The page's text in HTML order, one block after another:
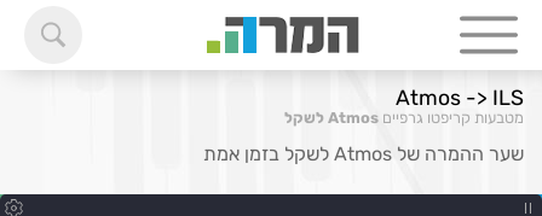
Atmos -> ILS
מטבעות קריפטו גרפיים Atmos לשקל
שער ההמרה של Atmos לשקל בזמן אמת